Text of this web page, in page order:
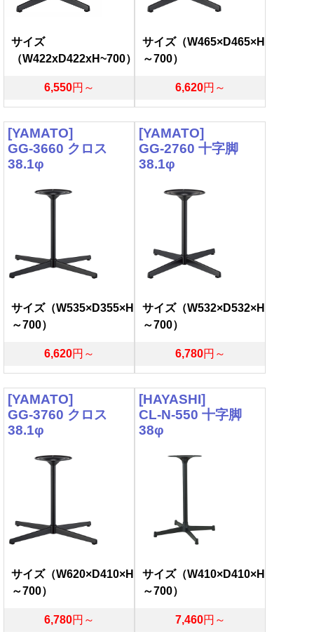
サイズ
（W422xD422xH~700）
6,550円～
サイズ（W465×D465×H
～700）
6,620円～
[YAMATO]
GG-3660 クロス
38.1φ
サイズ（W535×D355×H
～700）
6,620円～
[YAMATO]
GG-2760 十字脚
38.1φ
サイズ（W532×D532×H
～700）
6,780円～
[YAMATO]
GG-3760 クロス
38.1φ
サイズ（W620×D410×H
～700）
6,780円～
[HAYASHI]
CL-N-550 十字脚
38φ
サイズ（W410×D410×H
～700）
7,460円～